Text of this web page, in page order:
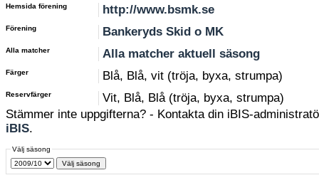
Hemsida förening http://www.bsmk.se
Förening Bankeryds Skid o MK
Alla matcher Alla matcher aktuell säsong
Färger Blå, Blå, vit (tröja, byxa, strumpa)
Reservfärger
Vit, Blå, Blå (tröja, byxa, strumpa)
Stämmer inte uppgifterna? - Kontakta din iBIS-
iBIS.
Välj säsong